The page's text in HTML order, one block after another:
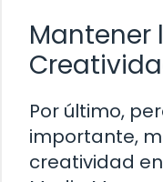
Mantener
Por último,
importante,
creatividad